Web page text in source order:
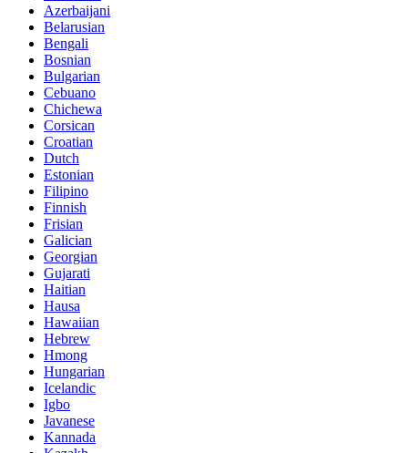
Azerbaijani
Belarusian
Bengali
Bosnian
Bulgarian
Cebuano
Chichewa
Corsican
Croatian
Dutch
Estonian
Filipino
Finnish
Frisian
Galician
Georgian
Gujarati
Haitian
Hausa
Hawaiian
Hebrew
Hmong
Hungarian
Icelandic
Igbo
Javanese
Kannada